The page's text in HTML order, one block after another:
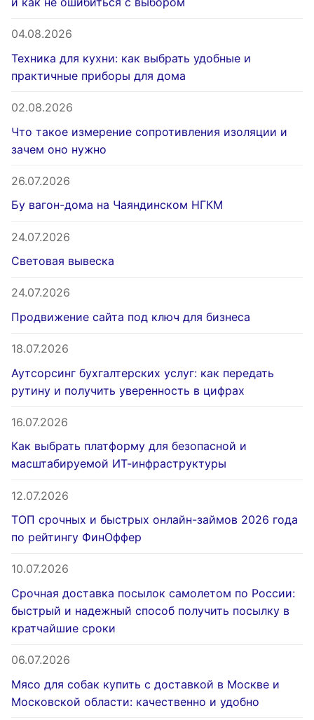
04.08.2026
Техника для кухни: как выбрать удобные и
практичные приборы для дома
02.08.2026
Что такое измерение сопротивления изоляции и
зачем оно нужно
26.07.2026
Бу вагон-дома на Чаяндинском НГКМ
24.07.2026
Световая вывеска
24.07.2026
Продвижение сайта под ключ для бизнеса
18.07.2026
Аутсорсинг бухгалтерских услуг: как передать
рутину и получить уверенность в цифрах
16.07.2026
Как выбрать платформу для безопасной и
масштабируемой ИТ-инфраструктуры
12.07.2026
ТОП срочных и быстрых онлайн-займов 2026 года
по рейтингу ФинОффер
10.07.2026
Срочная доставка посылок самолетом по России:
быстрый и надежный способ получить посылку в
кратчайшие сроки
06.07.2026
Мясо для собак купить с доставкой в Москве и
Московской области: качественно и удобно